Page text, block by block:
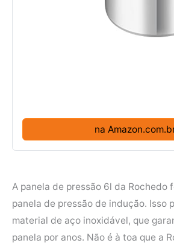
na
A panela de pressão 6l da Rochedo
panela de pressão de indução. Isso
material de aço inoxidável, que
panela por anos. Não é à toa que a